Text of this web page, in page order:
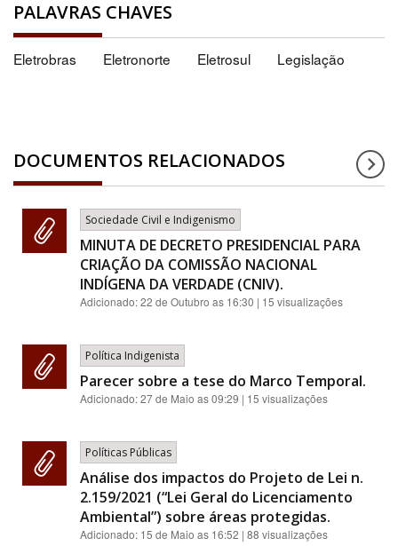
PALAVRAS CHAVES
Eletrobras Eletronorte Eletrosul Legislação
DOCUMENTOS RELACIONADOS
Sociedade Civil e Indigenismo
MINUTA DE DECRETO PRESIDENCIAL PARA
CRIAÇÃO DA COMISSÃO NACIONAL
INDÍGENA DA VERDADE (CNIV).
Adicionado:22 de Outubro as 16:30 | 15 visualizações
Política Indigenista
Parecer sobre a tese do Marco Temporal.
Adicionado:27 de Maio as 09:29 | 15 visualizações
Políticas Públicas
Análise dos impactos do Projeto de Lei n.
2.159/2021 (“Lei Geral do Licenciamento
Ambiental”) sobre áreas protegidas.
Adicionado: 15 de Maio as 16:52 | 88 visualizações